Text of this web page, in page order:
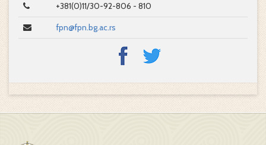
+381(0)11/30-92-806 - 810
fpn@fpn.bg.ac.rs